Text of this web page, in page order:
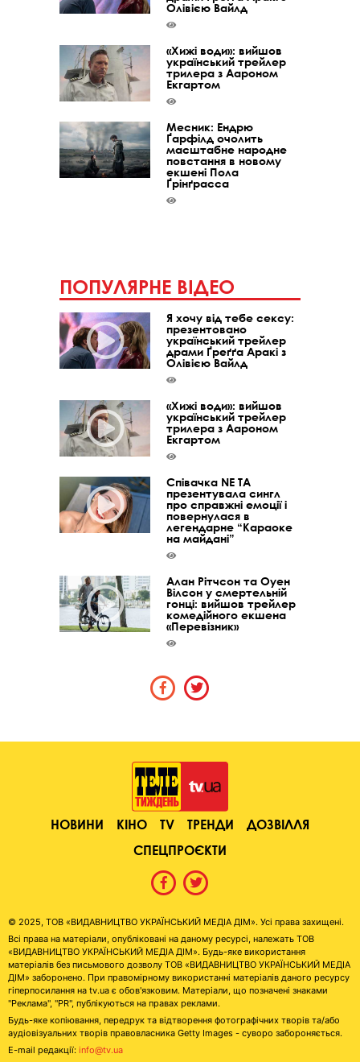
Олівією Вайлд
«Хижі води»: вийшов
український трейлер
трилера з Аароном
Екгартом
Месник: Ендрю
Ґарфілд очолить
масштабне народне
повстання в новому
екшені Пола
Ґрінґрасса
ПОПУЛЯРНЕ ВІДЕО
Я хочу від тебе сексу:
презентовано
український трейлер
драми Ґреґґа Аракі з
Олівією Вайлд
«Хижі води»: вийшов
український трейлер
трилера з Аароном
Екгартом
Співачка NE TA
презентувала сингл
про справжні емоції і
повернулася в
легендарне “Караоке
на майдані”
Алан Рітчсон та Оуен
Вілсон у смертельній
гонці: вийшов трейлер
комедійного екшена
«Перевізник»
НОВИНИ КІНО TV ТРЕНДИ
ДОЗВІЛЛЯ
СПЕЦПРОЄКТИ
© 2025, ТОВ «ВИДАВНИЦТВО УКРАЇНСЬКИЙ МЕДІА ДІМ». Усі права захищені.
Всі права на матеріали, опубліковані на даному ресурсі, належать ТОВ
«ВИДАВНИЦТВО УКРАЇНСЬКИЙ МЕДІА ДІМ». Будь-яке використання
матеріалів без письмового дозволу ТОВ «ВИДАВНИЦТВО УКРАЇНСЬКИЙ МЕДІА
ДІМ» заборонено. При правомірному використанні матеріалів даного ресурсу
гіперпосилання на tv.ua є обов'язковим. Матеріали, що позначені знаками
"Реклама", "PR", публікуються на правах реклами.
Будь-яке копіювання, передрук та відтворення фотографічних творів та/або
аудіовізуальних творів правовласника Getty Images - суворо забороняється.
E-mail редакції: info@tv.ua